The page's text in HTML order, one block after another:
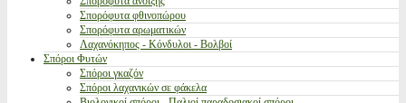
Σπορόφυτα φθινοπώρου
Σπορόφυτα αρωματικών
Λαχανόκηπος - Κόνδυλοι - Βολβοί
Σπόροι Φυτών
Σπόροι γκαζόν
Σπόροι λαχανικών σε φάκελα